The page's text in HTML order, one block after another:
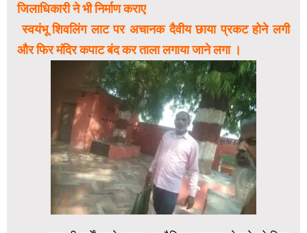
जिलाधिकारी ने भी निर्माण कराए
‌ स्वयंभू शिवलिंग लाट पर अचानक दैवीय छाया प्रकट होने लगी
और फिर मंदिर कपाट बंद कर ताला लगाया जाने लगा ।